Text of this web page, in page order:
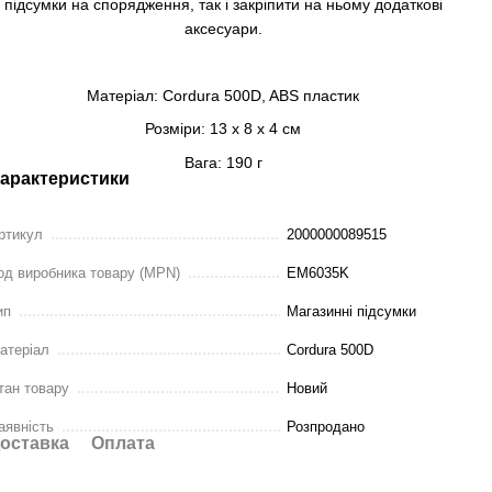
підсумки на спорядження, так і закріпити на ньому додаткові
аксесуари.
Матеріал: Cordura 500D, ABS пластик
Розміри: 13 x 8 x 4 см
Вага: 190 г
2000000089515
виробника товару (MPN) EM6035K
Магазинні підсумки
Cordura 500D
товару Новий
Розпродано
Оплата